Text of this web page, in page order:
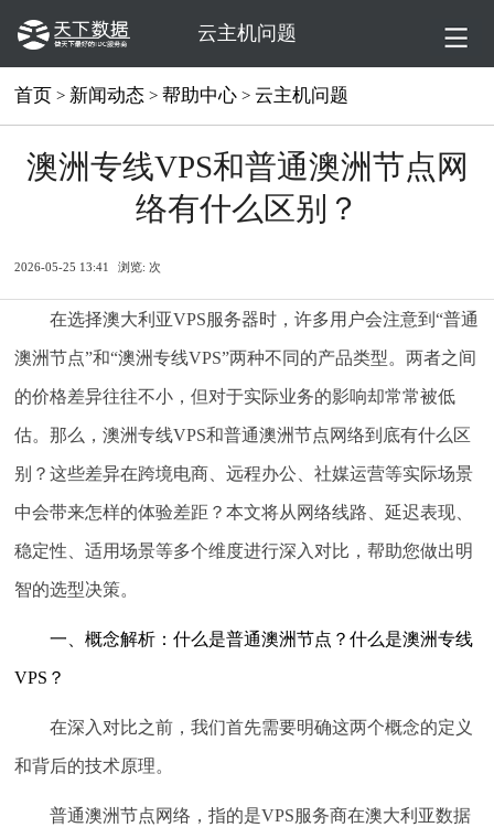
云主机问题
首页 > 新闻动态 >帮助中心 > 云主机问题
澳洲专线VPS和普通澳洲节点网
络有什么区别？
2026-05-25 13:41 浏览: 次
在选择澳大利亚VPS服务器时，许多用户会注意到“普通
澳洲节点”和“澳洲专线VPS”两种不同的产品类型。两者之间
的价格差异往往不小，但对于实际业务的影响却常常被低
估。那么，澳洲专线VPS和普通澳洲节点网络到底有什么区
别？这些差异在跨境电商、远程办公、社媒运营等实际场景
中会带来怎样的体验差距？本文将从网络线路、延迟表现、
稳定性、适用场景等多个维度进行深入对比，帮助您做出明
智的选型决策。
一、概念解析：什么是普通澳洲节点？什么是澳洲专线
VPS？
在深入对比之前，我们首先需要明确这两个概念的定义
和背后的技术原理。
普通澳洲节点网络 ，指的是VPS服务商在澳大利亚数据